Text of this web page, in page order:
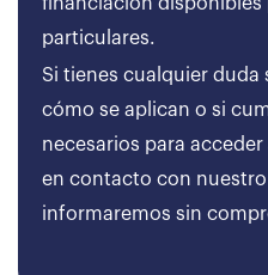
particulares.
Si tienes cualquier
cómo se aplican o si
necesarios para
en contacto con
informaremos sin